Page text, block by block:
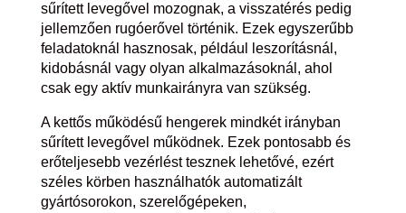
sűrített levegővel mozognak, a visszatérés pedig
jellemzően rugóerővel történik. Ezek egyszerűbb
feladatoknál hasznosak, például leszorításnál,
kidobásnál vagy olyan alkalmazásoknál, ahol
csak egy aktív munkairányra van szükség.
A kettős működésű hengerek mindkét irányban
sűrített levegővel működnek. Ezek pontosabb és
erőteljesebb vezérlést tesznek lehetővé, ezért
széles körben használhatók automatizált
gyártósorokon, szerelőgépeken,